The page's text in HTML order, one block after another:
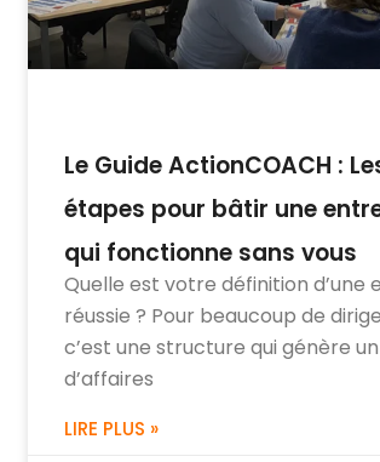
Le Guide ActionCOACH :
étapes pour bâtir une
qui fonctionne sans vous
Quelle est votre définition d’une
réussie ? Pour beaucoup de
c’est une structure qui génère
d’affaires
LIRE PLUS »